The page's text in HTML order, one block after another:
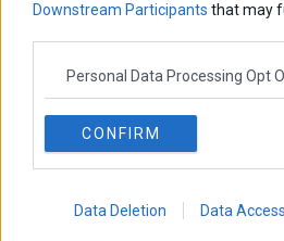
Downstream Participants that may
Personal Data Processing Opt
CONFIRM
Data Deletion Data Access
Εύη Φραγκάκη
Η αληθινή παιδεία ξεκινά
Σταματίνα Σταματάκου
Η βία κατά των ζώων δεν
Δημήτρης Καμπουράκης